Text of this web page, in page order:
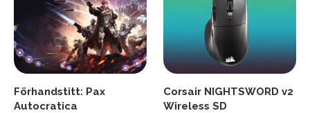
Förhandstitt: Pax
Autocratica
Corsair NIGHTSWORD v2
Wireless SD